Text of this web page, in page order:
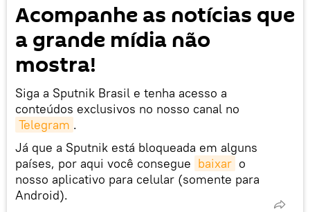
Acompanhe as notícias que
a grande mídia não
mostra!
Siga a Sputnik Brasil e tenha acesso a
conteúdos exclusivos no nosso canal no
Telegram .
Já que a Sputnik está bloqueada em alguns
países, por aqui você consegue baixar o
nosso aplicativo para celular (somente para
Android).